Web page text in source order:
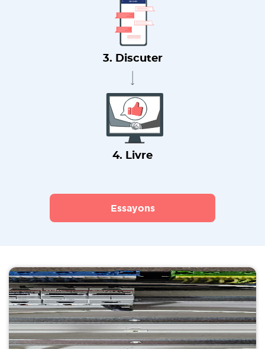
3. Discuter
4. Livre
Essayons